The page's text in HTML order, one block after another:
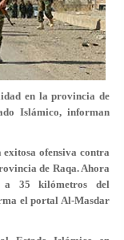
en la provincia de
Islámico, informan
ofensiva contra
de Raqa. Ahora
a 35 kilómetros del
el portal Al-Masdar